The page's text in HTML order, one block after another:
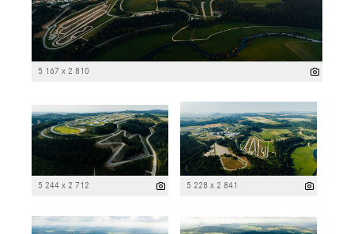
5 167 x 2 810
5 244 x 2 712 5 228 x 2 841